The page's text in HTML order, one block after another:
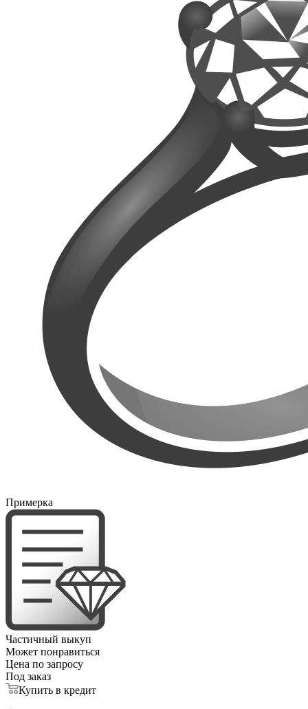
Примерка
Частичный выкуп
Может понравиться
Цена по запросу
Под заказ
Купить в кредит